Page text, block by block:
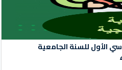
الأول للسنة الجامعية